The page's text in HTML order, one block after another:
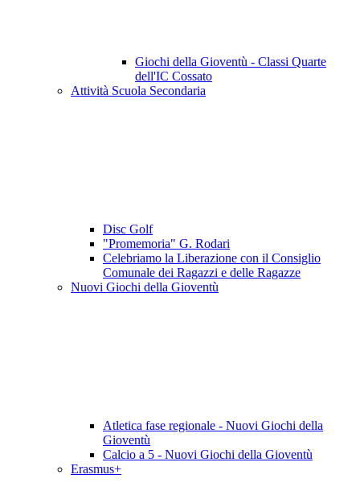
Giochi della Gioventù - Classi Quarte
dell'IC Cossato
Attività Scuola Secondaria
Disc Golf
"Promemoria" G. Rodari
Celebriamo la Liberazione con il Consiglio
Comunale dei Ragazzi e delle Ragazze
Nuovi Giochi della Gioventù
Atletica fase regionale - Nuovi Giochi della
Gioventù
Calcio a 5 - Nuovi Giochi della Gioventù
Erasmus+